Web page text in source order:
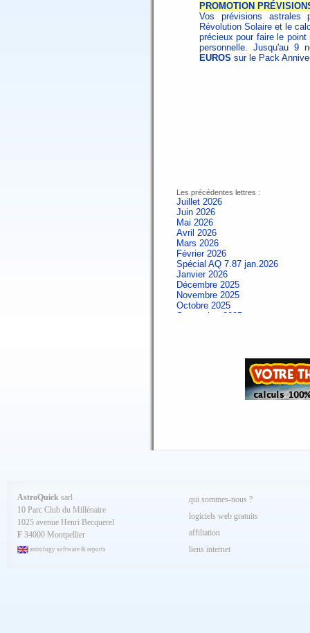
PROMOTION
Vos prévisions astrales
Révolution Solaire et le
précieux pour faire le
personnelle. Jusqu'au 9
EUROS sur le Pack
Les précédentes lettres :
Juillet 2026
Juin 2026
Mai 2026
Avril 2026
Mars 2026
Février 2026
Spécial AQ 7.87 jan.2026
Janvier 2026
Décembre 2025
Novembre 2025
Octobre 2025
Septembre 2025
Spécial AQ 7.84 jan.2025
Septembre 2024
Avril 2024
Mars 2024
Février 2024
Janvier 2024
Décembre 2023
Novembre 2023
AstroQuick sarl
10 Parc Club du Millénaire
1025 avenue Henri Becquerel
F 34000 Montpellier
astrology software & reports
qui sommes-nous ?
logiciels web gratuits
affiliation
liens internet